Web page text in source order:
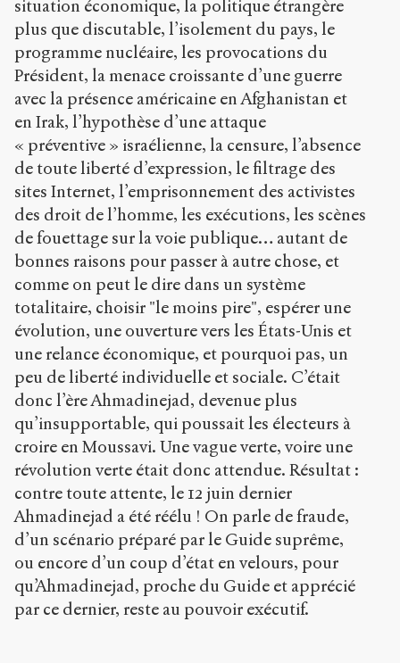
l
i
.
o
r
g
a
r
t
c
l
e
/
6
9
4
Copier la
référence
Chicago
Copier la
référence
Bibtex
Creative
Commons
Attribution-
NonCommercial-
situation économique, la politique étrangère
plus que discutable, l’isolement du pays, le
programme nucléaire, les provocations du
Président, la menace croissante d’une guerre
avec la présence américaine en Afghanistan et
en Irak, l’hypothèse d’une attaque
« préventive » israélienne, la censure, l’absence
de toute liberté d’expression, le filtrage des
sites Internet, l’emprisonnement des activistes
des droit de l’homme, les exécutions, les scènes
de fouettage sur la voie publique… autant de
bonnes raisons pour passer à autre chose, et
comme on peut le dire dans un système
totalitaire, choisir "le moins pire", espérer une
évolution, une ouverture vers les États-Unis et
une relance économique, et pourquoi pas, un
peu de liberté individuelle et sociale. C’était
donc l’ère Ahmadinejad, devenue plus
qu’insupportable, qui poussait les électeurs à
croire en Moussavi. Une vague verte, voire une
révolution verte était donc attendue. Résultat :
contre toute attente, le 12 juin dernier
Ahmadinejad a été réélu ! On parle de fraude,
d’un scénario préparé par le Guide suprême,
ou encore d’un coup d’état en velours, pour
qu’Ahmadinejad, proche du Guide et apprécié
par ce dernier, reste au pouvoir exécutif.